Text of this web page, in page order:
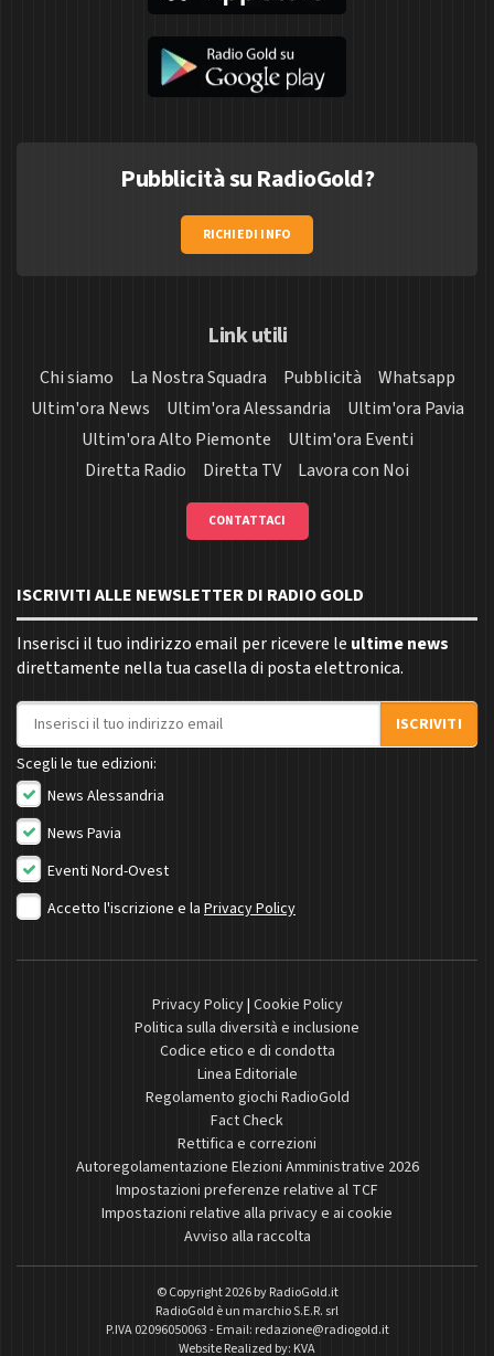
Pubblicità su RadioGold?
RICHIEDI INFO
Link utili
Chi siamo La Nostra Squadra Pubblicità
Whatsapp
Ultim'ora News
Ultim'ora Alessandria
Ultim'ora Pavia
Ultim'ora Alto Piemonte
Ultim'ora Eventi
Diretta Radio
Diretta TV Lavora con Noi
CONTATTACI
ISCRIVITI ALLE NEWSLETTER DI RADIO GOLD
Inserisci il tuo indirizzo email per ricevere le ultime news
direttamente nella tua casella di posta elettronica.
Indirizzo email
ISCRIVITI
Scegli le tue edizioni:
News Alessandria
News Pavia
Eventi Nord-Ovest
Accetto l'iscrizione e la Privacy Policy
Privacy Policy| Cookie Policy
Politica sulla diversità e inclusione
Codice etico e di condotta
Linea Editoriale
Regolamento giochi RadioGold
Fact Check
Rettifica e correzioni
Autoregolamentazione Elezioni Amministrative 2026
Impostazioni preferenze relative al TCF
Impostazioni relative alla privacy e ai cookie
Avviso alla raccolta
© Copyright 2026 byRadioGold.it
RadioGold è un marchio S.E.R. srl
P.IVA 02096050063 - Email: redazione@radiogold.it
Website Realized by: KVA